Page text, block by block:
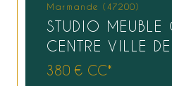
Marmande (47200)
STUDIO MEUBLE
CENTRE VILLE
380 € CC*